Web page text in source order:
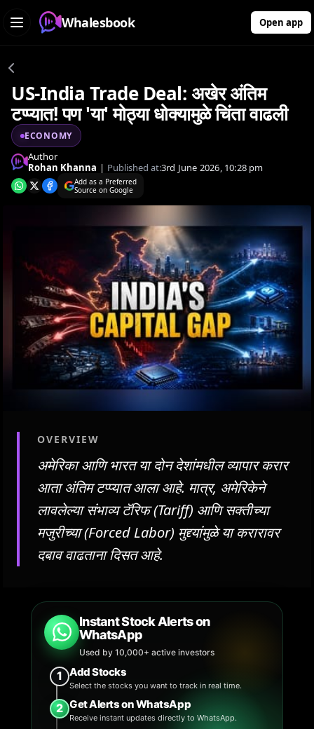
Whalesbook Open app
US-India Trade Deal: अखेर अंतिम
टप्प्यात! पण 'या' मोठ्या धोक्यामुळे चिंता वाढली
ECONOMY
Author
Rohan Khanna | Published at:3rd June 2026, 10:28 pm
Add as a Preferred
Source on Google
OVERVIEW
अमेरिका आणि भारत या दोन देशांमधील व्यापार करार
आता अंतिम टप्प्यात आला आहे. मात्र, अमेरिकेने
लावलेल्या संभाव्य टॅरिफ (Tariff) आणि सक्तीच्या
मजुरीच्या (Forced Labor) मुद्द्यांमुळे या करारावर
दबाव वाढताना दिसत आहे.
Instant Stock Alerts on
WhatsApp
Used by 10,000+ active investors
1 Add Stocks
Select the stocks you want to track in real time.
2 Get Alerts on WhatsApp
Receive instant updates directly to WhatsApp.